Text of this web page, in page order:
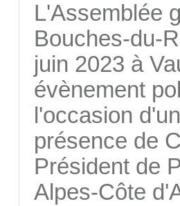
L'Assemblée
Bouches-du-
juin 2023 à
évènement
l'occasion
présence de
Président de
Alpes-Côte